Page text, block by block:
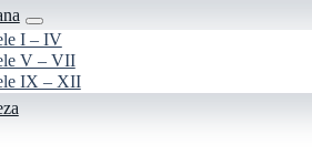
I – IV
V – VII
IX – XII